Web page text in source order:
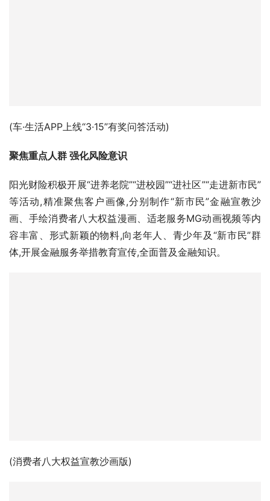
(车·生活APP上线“3·15”有奖问答活动)
聚焦重点人群 强化风险意识
阳光财险积极开展“进养老院”“进校园”“进社区”“走进新市民”
等活动,精准聚焦客户画像,分别制作“新市民”金融宣教沙
画、手绘消费者八大权益漫画、适老服务MG动画视频等内
容丰富、形式新颖的物料,向老年人、青少年及“新市民”群
体,开展金融服务举措教育宣传,全面普及金融知识。
(消费者八大权益宣教沙画版)